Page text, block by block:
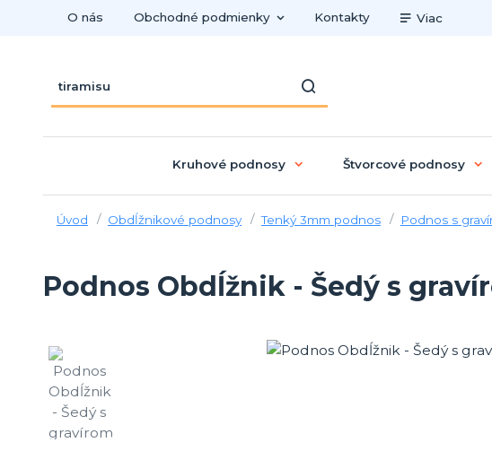
O nás Obchodné podmienky Kontakty Viac
Kruhové podnosy Štvorcové podnosy
Úvod Obdĺžnikové podnosy Tenký 3mm podnos Podnos s
Podnos Obdĺžnik - Šedý s